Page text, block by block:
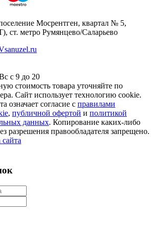
Мосрентген, квартал № 5,
метро Румянцево/Саларьево
с 9 до 20
стоимость товара уточняйте по
Сайт использует технологию cookie.
означает согласие с правилами
, публичной офертой и политикой
данных. Копирование каких-либо
разрешения правообладателя запрещено.